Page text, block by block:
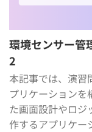
環境センサー管
2
本記事では、演習
プリケーションを
た画面設計やロジ
作するアプリケー